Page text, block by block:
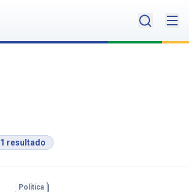
1 resultado
Política